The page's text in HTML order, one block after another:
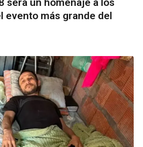
será un homenaje a los
evento más grande del